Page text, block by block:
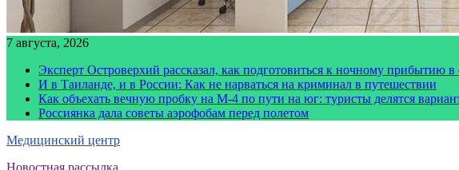
7 августа, 2026
Эксперт Островерхий рассказал, как подготовиться к ночному прибытию в
И в Таиланде, и в России: Как не нарваться на криминал в путешествии
Как объехать вечную пробку на М-4 по пути на юг: туристы делятся
Россиянка дала советы аэрофобам перед полетом
Медицинский центр
Новостная рассылка